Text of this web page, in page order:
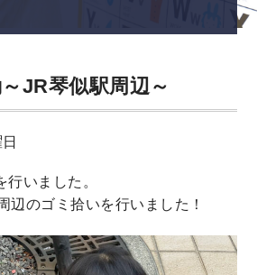
JR琴似駅周辺～
いました。
辺のゴミ拾いを行いました！